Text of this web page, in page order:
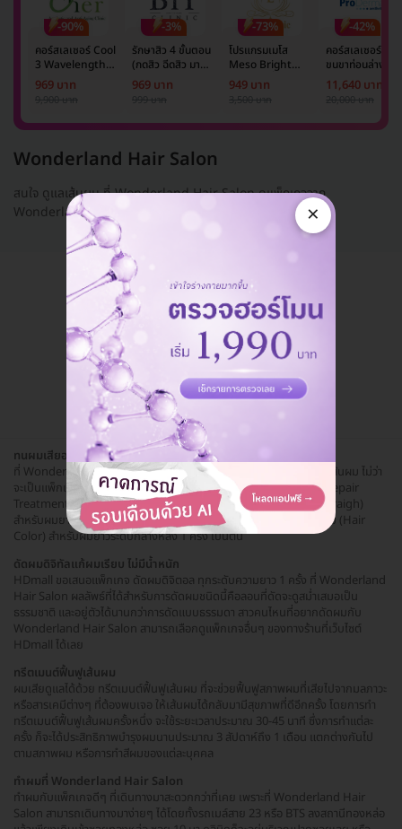
-90%
คอร์สเลเซอร์ Cool
3 Wavelength
Diode กำจัดขน
รักแร้ 1 ปี 12 ครั้ง
969 บาท
9,900 บาท
-3%
รักษาสิว 4 ขั้นตอน
(กดสิว ฉีดสิว มาส์ก
หน้า และฉายแสง)
1 ครั้ง
969 บาท
999 บาท
-73%
โปรแกรมเมโส
Meso Bright
จำนวนซีซีขึ้นอยู่กับ
แพทย์ประเมิน เพื่อ
ครั้ง
949 บาท
3,500 บาท
-42%
คอร์สเลเซอร์กำจั
ขนขาท่อนล่าง 2
ข้าง 5 ครั้ง ด้วย
เลเซอร์
11,640 บาท
20,000 บาท
Wonderland Hair Salon
สนใจ ดูแลเส้นผม ที่ Wonderland Hair Salon ดูแพ็กเกจจาก
Wonderland Hair Salon ได้ที่นี่
แอดมินพร้อมดูแลคุณทุกวันทางไลน์
คุยกับแอดมิน ฟรี!
ทนผมเสียอยู่ทำไม?
ที่ Wonderland Hair Salon มีหลายบริการที่ครอบคลุมเรื่องการบำรุงเส้นผม ไม่ว่า
จะเป็นแพ็กเกจทำทรีตเมนต์ฟื้นฟูเส้นผม 4 ขั้นตอน (4 Steps Milbon Repair
Treatment) ใช้ผลิตภัณฑ์จากญี่ปุ่น 1 ครั้ง ยืดผม (Volume Magic Straigh)
สำหรับผมยาวระดับกลางหลัง 1 ครั้ง หรือจะเปลี่ยนลุคใหม่ด้วยการทำสีผม (Hair
Color) ​สำหรับผมยาวระดับกลางหลัง 1 ครั้ง เป็นต้น
ดัดผมดิจิทัลแก้ผมเรียบ ไม่มีน้ำหนัก
HDmall ขอเสนอแพ็กเกจ ดัดผมดิจิตอล ทุกระดับความยาว 1 ครั้ง ที่ Wonderland
Hair Salon ผลลัพธ์ที่ได้สำหรับการดัดผมชนิดนี้คือลอนที่ดัดจะดูสม่ำเสมอเป็น
ธรรมชาติ และอยู่ตัวได้นานกว่าการดัดแบบธรรมดา สาวคนไหนที่อยากดัดผมกับ
Wonderland Hair Salon สามารถเลือกดูแพ็กเกจอื่นๆ ของทางร้านที่เว็บไซต์
HDmall ได้เลย
ทรีตเมนต์ฟื้นฟูเส้นผม
ผมเสียดูแลได้ด้วย ทรีตเมนต์ฟื้นฟูเส้นผม ที่จะช่วยฟื้นฟูสภาพผมที่เสียไปจากมลภาวะ
หรือสารเคมีต่างๆ ที่ต้องพบเจอ ให้เส้นผมได้กลับมามีสุขภาพที่ดีอีกครั้ง โดยการทำ
ทรีตเมนต์ฟื้นฟูเส้นผมครั้งหนึ่ง จะใช้ระยะเวลาประมาณ 30-45 นาที ซึ่งการทำแต่ละ
ครั้ง ก็จะได้ประสิทธิภาพบำรุงผมนานประมาณ 3 สัปดาห์ถึง 1 เดือน แตกต่างกันไป
ตามสภาพผม หรือการทำสีผมของแต่ละบุคคล
ทำผมที่ Wonderland Hair Salon
ทำผมกับแพ็กเกจดีๆ ที่เดินทางมาสะดวกกว่าที่เคย เพราะที่ Wonderland Hair
Salon สามารถเดินทางมาง่ายๆ ได้โดยทั้งรถเมล์สาย 23 หรือ BTS ลงสถานีทองหล่อ
×